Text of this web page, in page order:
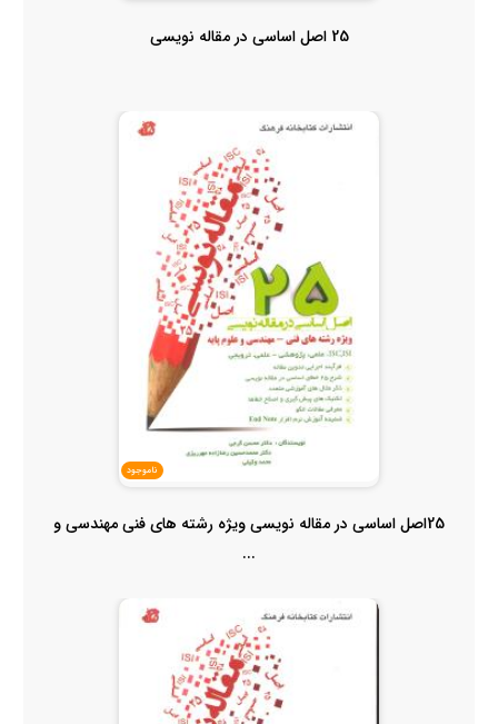
25 اصل اساسی در مقاله نویسی
ناموجود
25اصل اساسی در مقاله نویسی ویژه رشته های فنی مهندسی و
...